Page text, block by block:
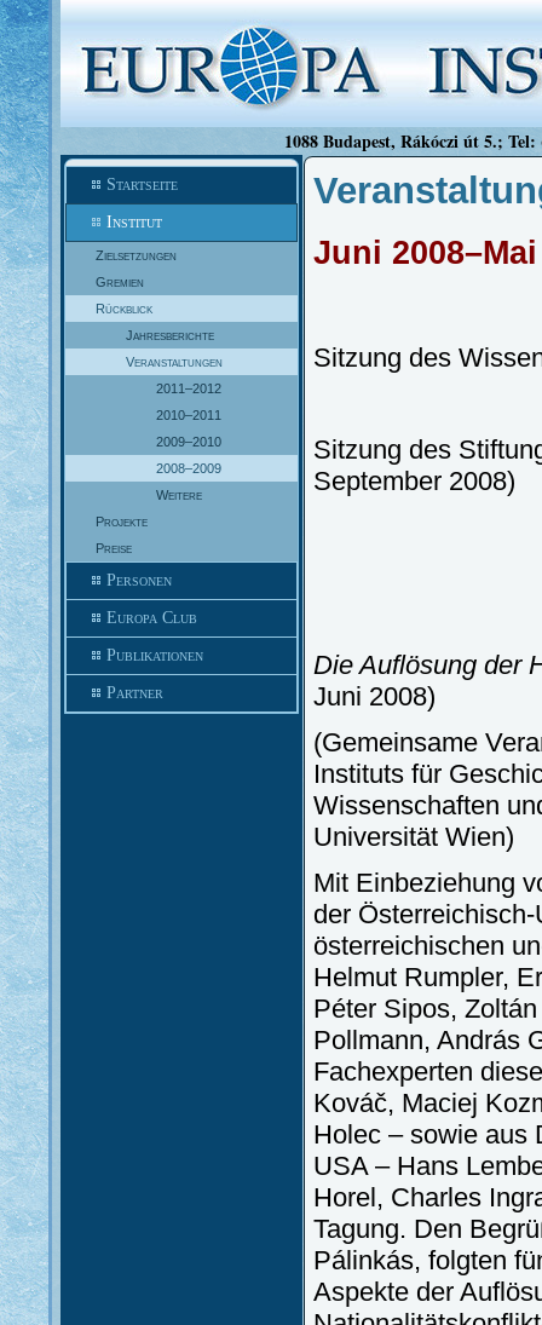
1088 Budapest, Rákóczi út 5.;
Startseite
Institut
Zielsetzungen
Gremien
Rückblick
Jahresberichte
Veranstaltungen
2011–2012
2010–2011
2009–2010
2008–2009
Weitere
Projekte
Preise
Personen
Europa Club
Publikationen
Partner
Juni
Sitzung des
Sitzung des
September 2008)
Die Auflösung der
Juni 2008)
(Gemeinsame
Instituts für
Wissenschaften
Universität Wien)
Mit Einbeziehung
der
österreichischen
Helmut Rumpler,
Péter Sipos,
Pollmann, András
Fachexperten
Kováč, Maciej
Holec – sowie aus
USA – Hans
Horel, Charles
Tagung. Den
Pálinkás, folgten
Aspekte der